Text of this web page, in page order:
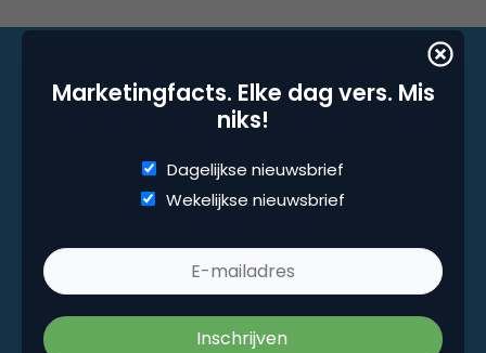
Marketingfacts. Elke dag vers. Mis
niks!
Dagelijkse nieuwsbrief
Wekelijkse nieuwsbrief
Marketingfacts. Elke dag vers. Mis niks!
Dagelijkse nieuwsbrief
Wekelijkse nieuwsbrief